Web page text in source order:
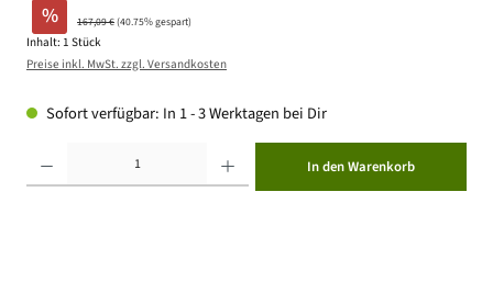
% 167,09 €(40.75% gespart)
Inhalt: 1 Stück
Preise inkl. MwSt. zzgl. Versandkosten
Sofort verfügbar: In 1 - 3 Werktagen bei Dir
In den Warenkorb